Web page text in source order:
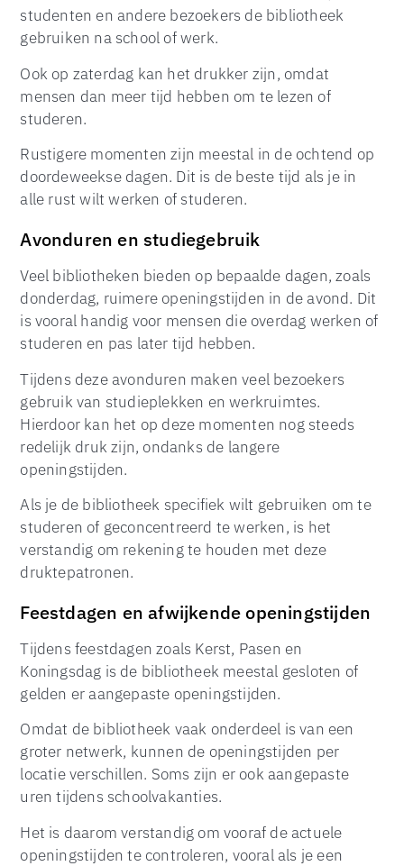
studenten en andere bezoekers de bibliotheek
gebruiken na school of werk.
Ook op zaterdag kan het drukker zijn, omdat
mensen dan meer tijd hebben om te lezen of
studeren.
Rustigere momenten zijn meestal in de ochtend op
doordeweekse dagen. Dit is de beste tijd als je in
alle rust wilt werken of studeren.
Avonduren en studiegebruik
Veel bibliotheken bieden op bepaalde dagen, zoals
donderdag, ruimere openingstijden in de avond. Dit
is vooral handig voor mensen die overdag werken of
studeren en pas later tijd hebben.
Tijdens deze avonduren maken veel bezoekers
gebruik van studieplekken en werkruimtes.
Hierdoor kan het op deze momenten nog steeds
redelijk druk zijn, ondanks de langere
openingstijden.
Als je de bibliotheek specifiek wilt gebruiken om te
studeren of geconcentreerd te werken, is het
verstandig om rekening te houden met deze
druktepatronen.
Feestdagen en afwijkende openingstijden
Tijdens feestdagen zoals Kerst, Pasen en
Koningsdag is de bibliotheek meestal gesloten of
gelden er aangepaste openingstijden.
Omdat de bibliotheek vaak onderdeel is van een
groter netwerk, kunnen de openingstijden per
locatie verschillen. Soms zijn er ook aangepaste
uren tijdens schoolvakanties.
Het is daarom verstandig om vooraf de actuele
openingstijden te controleren, vooral als je een